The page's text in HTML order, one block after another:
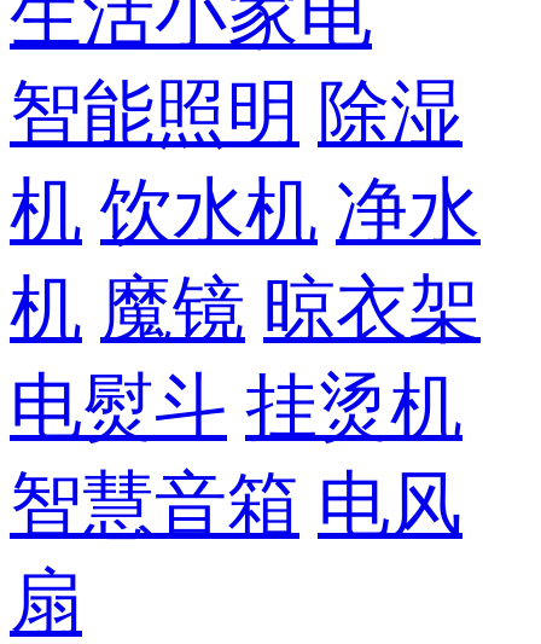
智能照明 除湿
机 饮水机 净水
机 魔镜 晾衣架
电熨斗 挂烫机
智慧音箱 电风
扇